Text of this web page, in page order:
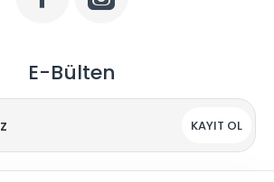
E-Bülten
KAYIT OL